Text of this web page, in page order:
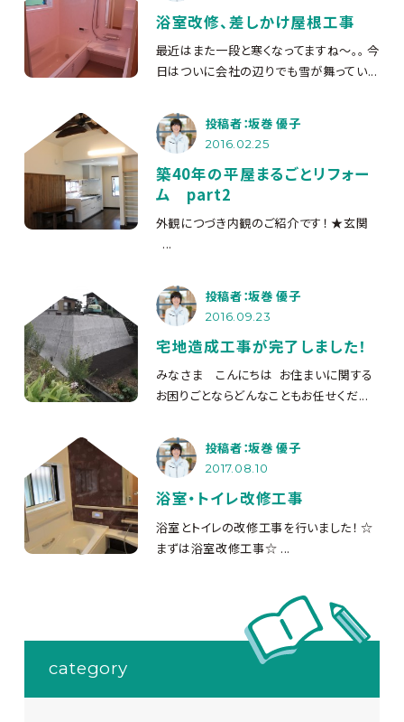
浴室改修、差しかけ屋根工事
最近はまた一段と寒くなってますね～。。 今
日はついに会社の辺りでも雪が舞ってい...
投稿者：坂巻 優子
2016.02.25
築40年の平屋まるごとリフォー
ム part2
外観につづき内観のご紹介です！ ★玄関
...
投稿者：坂巻 優子
2016.09.23
宅地造成工事が完了しました！
みなさま こんにちは お住まいに関する
お困りごとならどんなこともお任せくだ...
投稿者：坂巻 優子
2017.08.10
浴室・トイレ改修工事
浴室とトイレの改修工事を行いました！ ☆
まずは浴室改修工事☆ ...
category